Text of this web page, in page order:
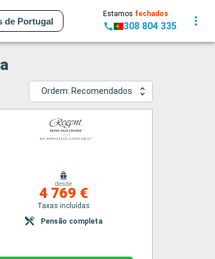
de Portugal
Estamos fechados
308 804 335
Ordem: Recomendados
desde
4 769 €
Taxas incluídas
Pensão completa